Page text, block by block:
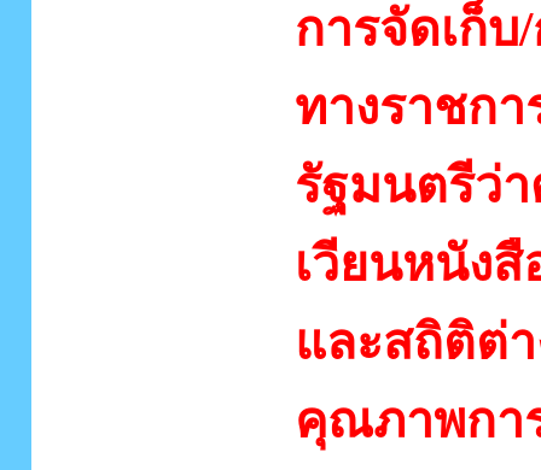
การจัดเก็
ทางราชก
รัฐมนตรีว่
เวียนหนัง
และสถิติต่
คุณภาพกา